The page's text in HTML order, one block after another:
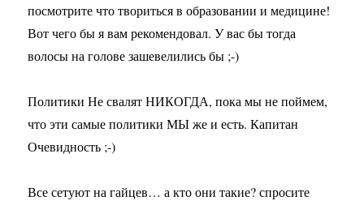
посмотрите что твориться в образовании и медицине!
Вот чего бы я вам рекомендовал. У вас бы тогда
волосы на голове зашевелились бы ;-)
Политики Не свалят НИКОГДА, пока мы не поймем,
что эти самые политики МЫ же и есть. Капитан
Очевидность ;-)
Все сетуют на гайцев… а кто они такие? спросите